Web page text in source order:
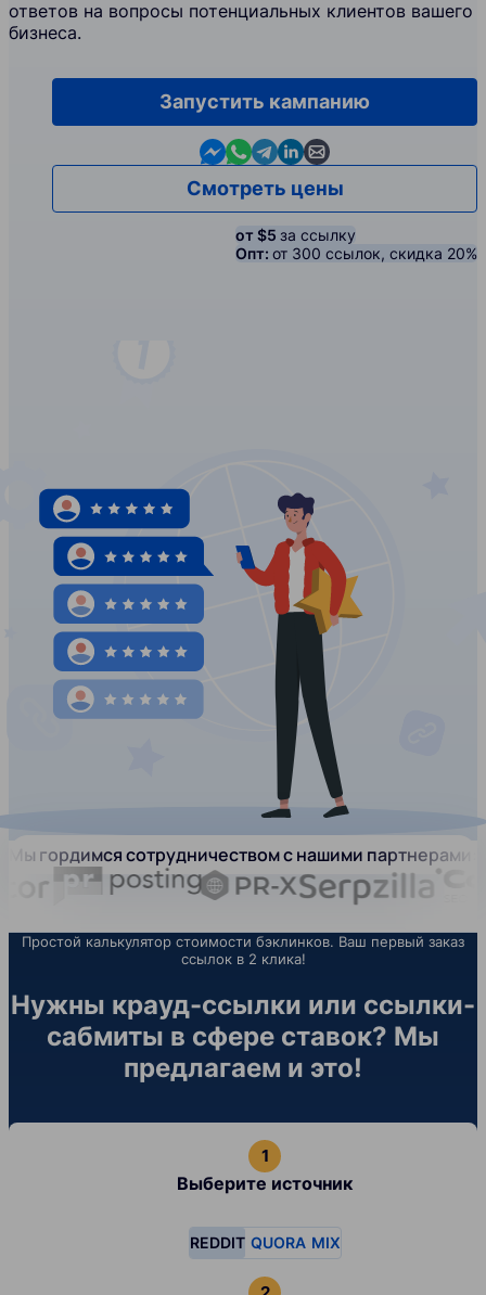
ответов на вопросы потенциальных клиентов вашего
бизнеса.
Запустить кампанию
Contact us in Messenger
Contact us in WhatsApp
Contact us in Telegram
Contact us in Linkedin
Contact us by email
Смотреть цены
от $5 за ссылку
Опт: от 300 ссылок, скидка 20%
Мы гордимся сотрудничеством с нашими партнерами:
Простой калькулятор стоимости бэклинков. Ваш первый заказ
ссылок в 2 клика!
Нужны крауд-ссылки или ссылки-
сабмиты в сфере ставок? Мы
предлагаем и это!
Выберите источник
REDDIT QUORA MIX